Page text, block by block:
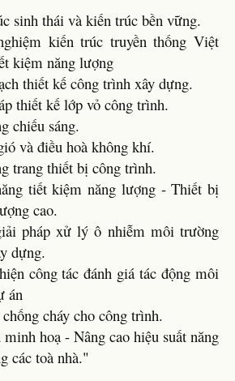
sinh thái và kiến trúc bền vững.
kiến trúc truyền thống Việt
kiệm năng lượng
thiết kế công trình xây dựng.
thiết kế lớp vỏ công trình.
chiếu sáng.
và điều hoà không khí.
trang thiết bị công trình.
tiết kiệm năng lượng - Thiết bị
cao.
pháp xử lý ô nhiễm môi trường
dựng.
công tác đánh giá tác động môi
án
cháy cho công trình.
hoạ - Nâng cao hiệu suất năng
các toà nhà."